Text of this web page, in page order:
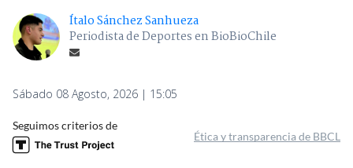
Ítalo Sánchez Sanhueza
Periodista de Deportes en BioBioChile
Sábado 08 Agosto, 2026 | 15:05
Seguimos criterios de
Ética y transparencia de BBCL